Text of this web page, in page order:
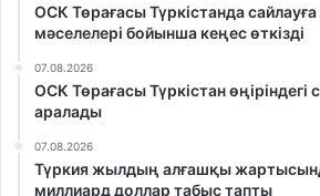
ОСК Төрағасы Түркістанда
мәселелері бойынша кеңес өткізді
07.08.2026
ОСК Төрағасы Түркістан өңіріндегі
аралады
07.08.2026
Түркия жылдың алғашқы
миллиард доллар табыс тапты